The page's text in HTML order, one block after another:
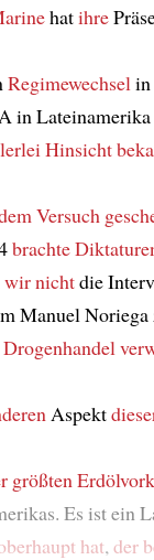
hatihre
Regimewechsel in
in Lateinamerika
Hinsicht
Versuch
brachte
wir nichtdie
Manuel
Aspekt
größten
Es ist ein
hat, der